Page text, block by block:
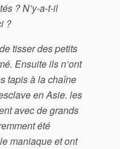
? N’y-a-t-il
?
tisser des petits
Ensuite ils n’ont
tapis à la chaîne
en Asie. les
avec de grands
été
maniaque et ont